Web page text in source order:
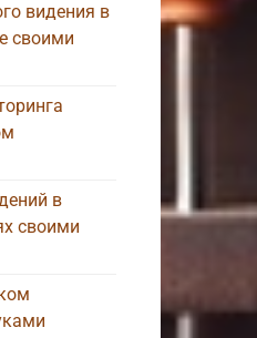
видения в
своими
в
своими